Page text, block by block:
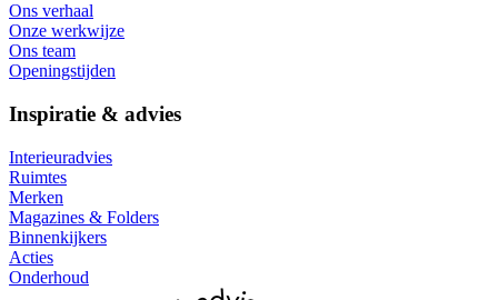
Ons verhaal
Onze werkwijze
Ons team
Openingstijden
Inspiratie & advies
Interieuradvies
Ruimtes
Merken
Magazines & Folders
Binnenkijkers
Acties
Onderhoud